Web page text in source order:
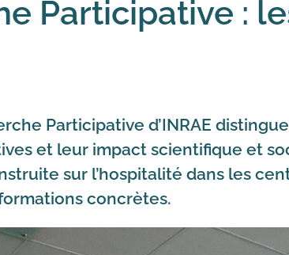
Participative :
Participative d’INRAE
et leur impact scientifique et
sur l’hospitalité dans les
concrètes.